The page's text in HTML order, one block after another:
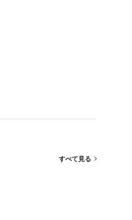
すべて見る